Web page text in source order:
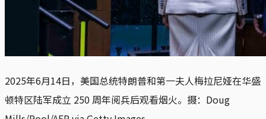
2025年6月14日，美国总统特朗普和第一夫人梅拉尼娅在华盛
顿特区陆军成立 250 周年阅兵后观看烟火。摄：Doug